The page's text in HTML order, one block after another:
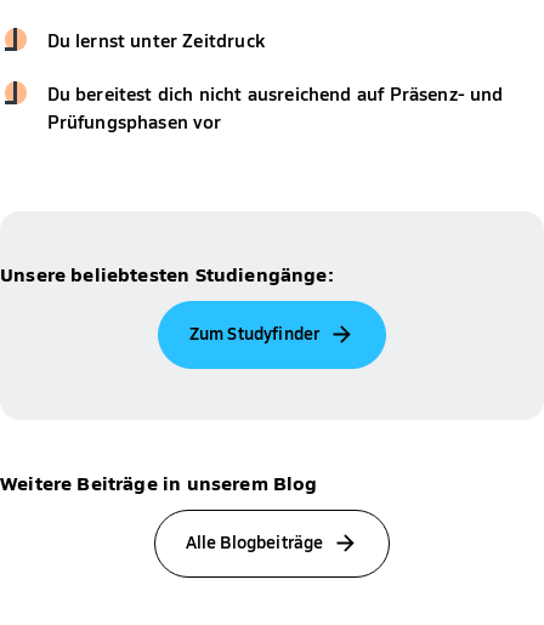
Du lernst unter Zeitdruck
Du bereitest dich nicht ausreichend auf Präsenz- und
Prüfungsphasen vor
Unsere beliebtesten Studiengänge:
Zum Studyfinder
Weitere Beiträge in unserem Blog
Alle Blogbeiträge